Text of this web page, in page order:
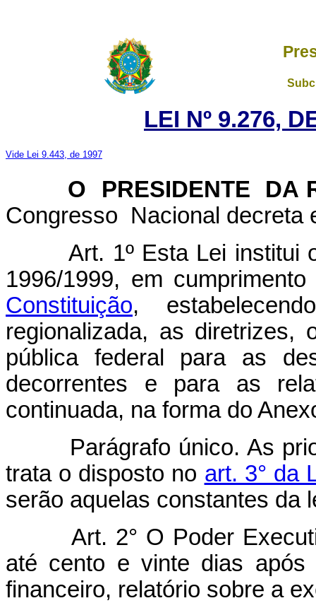
LEI Nº 9.276,
Vide Lei 9.443, de 1997
O PRESIDENTE DA
Congresso Nacional
Art. 1º Esta Lei institui
1996/1999, em
Constituição,
regionalizada, as diretrizes,
pública federal para as
decorrentes e para as
continuada, na forma do
Parágrafo único. As
trata o disposto no art. 3° da
serão aquelas constantes da
Art. 2° O Poder
até cento e vinte dias após
financeiro, relatório sobre a